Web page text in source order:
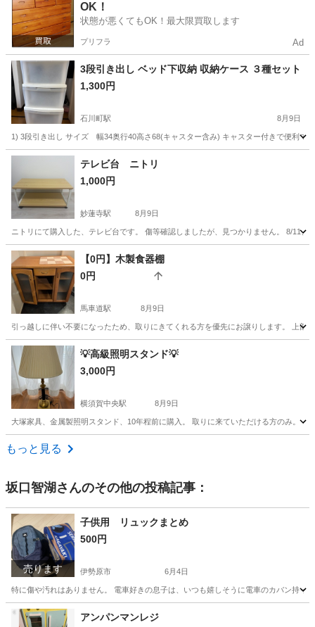
OK！
状態が悪くてもOK！最大限買取します
プリフラ Ad
3段引き出し ベッド下収納 収納ケース ３種セット
1,300円
石川町駅 8月9日
1) 3段引き出し サイズ 幅34奥行40高さ68(キャスター含み) キャスター付きで便利で
神奈川 横浜市 石川町駅 収納家具
テレビ台 ニトリ
1,000円
妙蓮寺駅 8月9日
ニトリにて購入した、テレビ台です。 傷等確認しましたが、見つかりません。 8/11
神奈川 横浜市 妙蓮寺駅 収納家具
【0円】木製食器棚
0円
馬車道駅 8月9日
引っ越しに伴い不要になったため、取りにきてくれる方を優先にお譲りします。 上
神奈川 横浜市 馬車道駅 収納家具
💡高級照明スタンド💡
3,000円
横須賀中央駅 8月9日
大塚家具、金属製照明スタンド、10年程前に購入。 取りに来ていただける方のみ。 ど
神奈川 横須賀市
もっと見る
坂口智湖 さんのその他の投稿記事：
売ります
子供用 リュックまとめ
500円
伊勢原市 6月4日
特に傷や汚れはありません。 電車好きの息子は、いつも嬉しそうに電車のカバン持っ
神奈川 伊勢原市 家具
アンパンマンレジ